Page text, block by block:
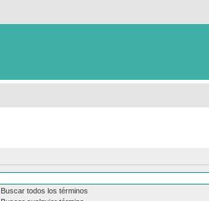
Buscar todos los términos